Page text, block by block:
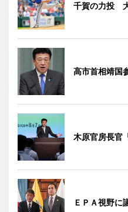
千賀の力投
高市首相靖国
木原官房長官
ＥＰＡ視野に